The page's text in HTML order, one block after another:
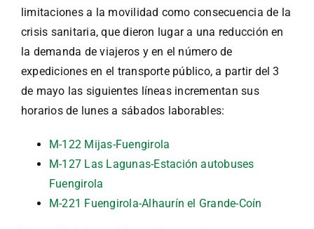
limitaciones a la movilidad como consecuencia de la
crisis sanitaria, que dieron lugar a una reducción en
la demanda de viajeros y en el número de
expediciones en el transporte público, a partir del 3
de mayo las siguientes líneas incrementan sus
horarios de lunes a sábados laborables:
M-122 Mijas-Fuengirola
M-127 Las Lagunas-Estación autobuses
Fuengirola
M-221 Fuengirola-Alhaurín el Grande-Coín